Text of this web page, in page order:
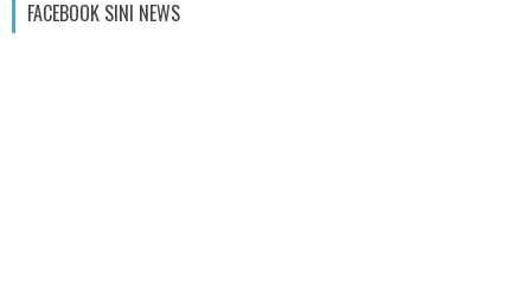
FACEBOOK SINI NEWS